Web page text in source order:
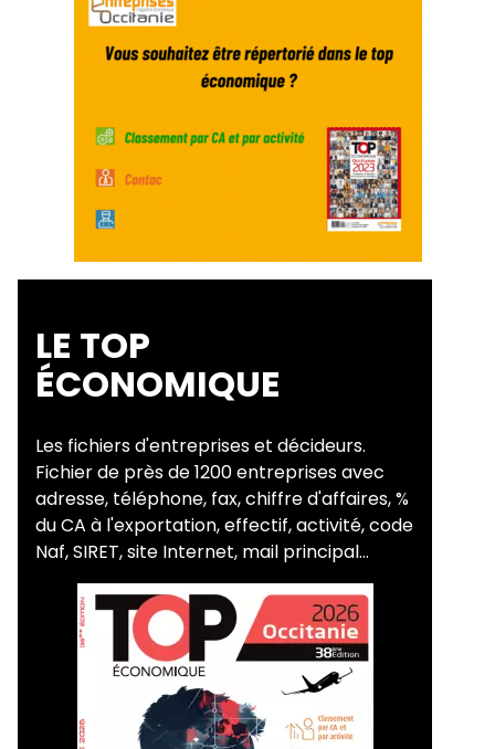
LE TOP
ÉCONOMIQUE
Les fichiers d'entreprises et décideurs.
Fichier de près de 1200 entreprises avec
adresse, téléphone, fax, chiffre d'affaires, %
du CA à l'exportation, effectif, activité, code
Naf, SIRET, site Internet, mail principal...